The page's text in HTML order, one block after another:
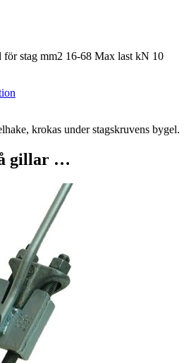
för stag mm2 16-68 Max last kN 10
krokas under stagskruvens bygel.
gillar …